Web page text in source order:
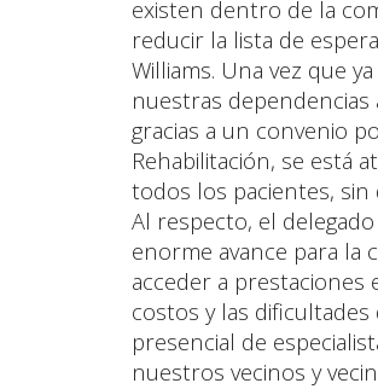
existen dentro de la
reducir la lista de
Williams. Una vez que
nuestras
gracias a un convenio
Rehabilitación, se está
todos los pacientes, sin
Al respecto, el
enorme avance para la
acceder a prestaciones
costos y las
presencial de
nuestros vecinos y